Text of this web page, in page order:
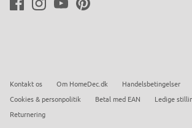
Kontakt os Om HomeDec.dk
Handelsbetingelser
Cookies & personpolitik
Betal med EAN Ledige
Returnering